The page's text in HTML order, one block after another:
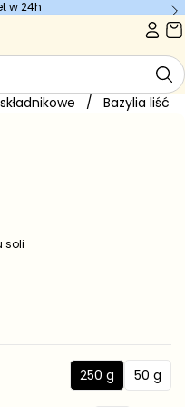
w 24h
/ Bazylia liść
soli
2
5
250 g
5
50 g